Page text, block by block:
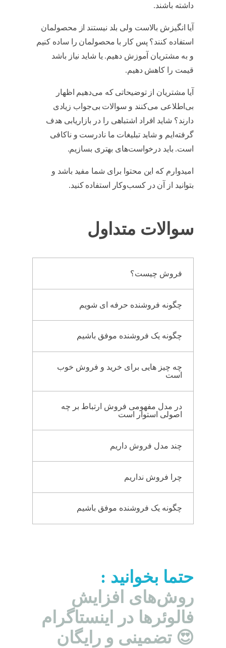
داشته باشند.
آیا انگیزش بالاست ولی بلد نیستند از محصولمان
استفاده کنند؟ پس کار با محصولمان را ساده کنیم
و به مشتریان آموزش دهیم. یا شاید نیاز باشد
قیمت را کاهش دهیم.
آیا مشتریان از توضیحاتی که می‌دهیم اظهار
بی‌اطلاعی می‌کنند و سوالات بی‌جواب زیادی
دارند؟ شاید افراد اشتباهی را در بازاریابی هدف
گرفته‌ایم و شاید تبلیغات ما نادرست و ناکافی
است. باید درخواست‌های بهتری بسازیم.
امیدوارم که این محتوا برای شما مفید باشد و
بتوانید از آن در کسب‌وکار استفاده کنید.
سوالات متداول
فروش چیست؟
چگونه فروشنده حرفه ای شویم
چگونه یک فروشنده موفق باشیم
چه چیز هایی برای خرید و فروش خوب
است
در مدل مفهومی فروش ارتباط بر چه
اصولی استوار است
چند مدل فروش داریم
چرا فروش نداریم
چگونه یک فروشنده موفق باشیم
حتما بخوانید :
روش‌های افزایش
فالوئرها در اینستاگرام
😍 تضمینی و رایگان